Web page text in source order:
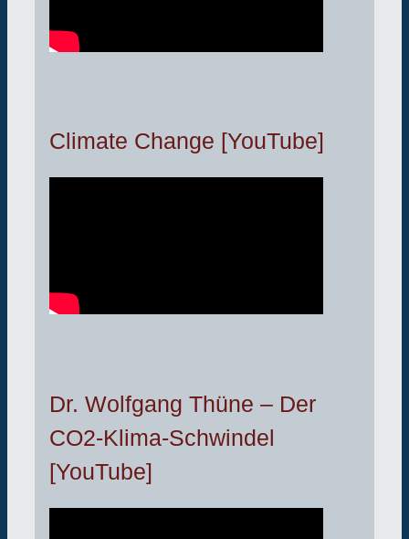
Climate Change [YouTube]
Dr. Wolfgang Thüne – Der
CO2-Klima-Schwindel
[YouTube]